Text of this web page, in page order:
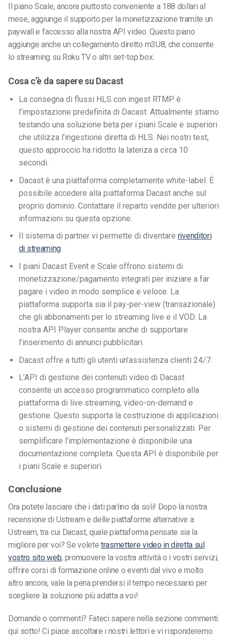
Il piano Scale, ancora piuttosto conveniente a 188 dollari al
mese, aggiunge il supporto per la monetizzazione tramite un
paywall e l’accesso alla nostra API video. Questo piano
aggiunge anche un collegamento diretto m3U8, che consente
lo streaming su Roku TV o altri set-top box.
Cosa c’è da sapere su Dacast
La consegna di flussi HLS con ingest RTMP è
l’impostazione predefinita di Dacast. Attualmente stiamo
testando una soluzione beta per i piani Scale e superiori
che utilizza l’ingestione diretta di HLS. Nei nostri test,
questo approccio ha ridotto la latenza a circa 10
secondi.
Dacast è una piattaforma completamente white-label. È
possibile accedere alla piattaforma Dacast anche sul
proprio dominio. Contattare il reparto vendite per ulteriori
informazioni su questa opzione.
Il sistema di partner vi permette di diventare rivenditori
di streaming.
I piani Dacast Event e Scale offrono sistemi di
monetizzazione/pagamento integrati per iniziare a far
pagare i video in modo semplice e veloce. La
piattaforma supporta sia il pay-per-view (transazionale)
che gli abbonamenti per lo streaming live e il VOD. La
nostra API Player consente anche di supportare
l’inserimento di annunci pubblicitari.
Dacast offre a tutti gli utenti un’assistenza clienti 24/7.
L’API di gestione dei contenuti video di Dacast
consente un accesso programmatico completo alla
piattaforma di live streaming, video-on-demand e
gestione. Questo supporta la costruzione di applicazioni
o sistemi di gestione dei contenuti personalizzati. Per
semplificare l’implementazione è disponibile una
documentazione completa. Questa API è disponibile per
i piani Scale e superiori.
Conclusione
Ora potete lasciare che i dati parlino da soli! Dopo la nostra
recensione di Ustream e delle piattaforme alternative a
Ustream, tra cui Dacast, quale piattaforma pensate sia la
migliore per voi? Se voletetrasmettere video in diretta sul
vostro sito web, promuovere la vostra attività o i vostri servizi,
offrire corsi di formazione online o eventi dal vivo e molto
altro ancora, vale la pena prendersi il tempo necessario per
scegliere la soluzione più adatta a voi!
Domande o commenti? Fateci sapere nella sezione commenti
qui sotto! Ci piace ascoltare i nostri lettori e vi risponderemo